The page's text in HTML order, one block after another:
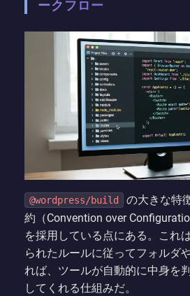
ークフロー
@wordpress/build
の大きな特
約（Convention over
を採用している点にある。これ
られたルールに従ってフォルダ
れば、ツールが自動的に中身を
してくれる仕組みだ。